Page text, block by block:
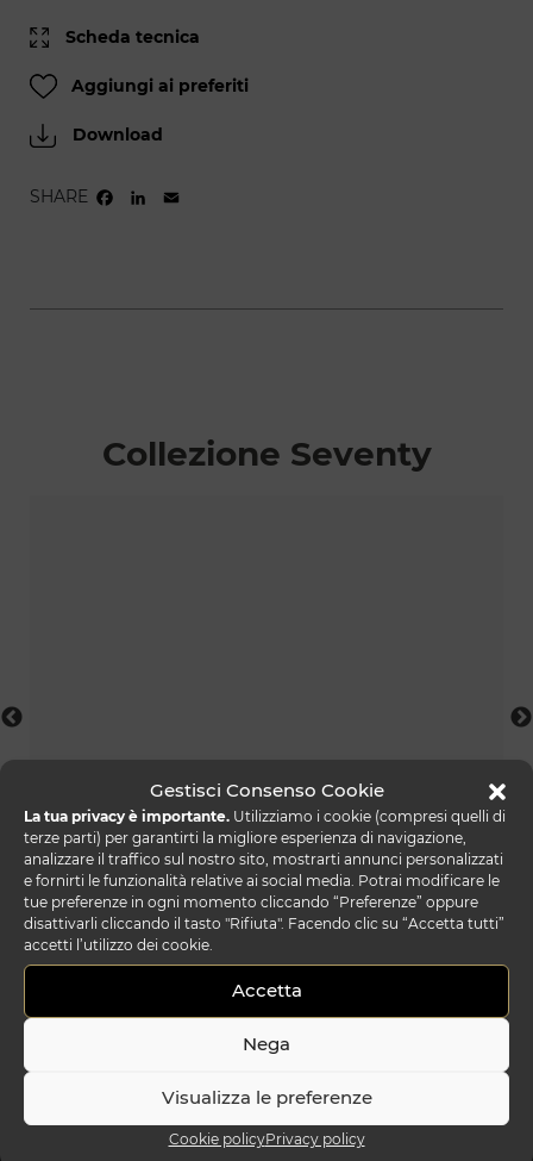
Gestisci Consenso Cookie
La tua privacy è importante. Utilizziamo i cookie (compresi quelli di
terze parti) per garantirti la migliore esperienza di navigazione,
analizzare il traffico sul nostro sito, mostrarti annunci personalizzati
e fornirti le funzionalità relative ai social media. Potrai modificare le
tue preferenze in ogni momento cliccando “Preferenze” oppure
disattivarli cliccando il tasto "Rifiuta". Facendo clic su “Accetta tutti”
accetti l’utilizzo dei cookie.
Accetta
Nega
Visualizza le preferenze
Cookie policyPrivacy policy
Scheda tecnica
Aggiungi ai preferiti
Download
SHARE FACEBOOK
LINKEDIN
Collezione Seventy
tappeto seventy 01